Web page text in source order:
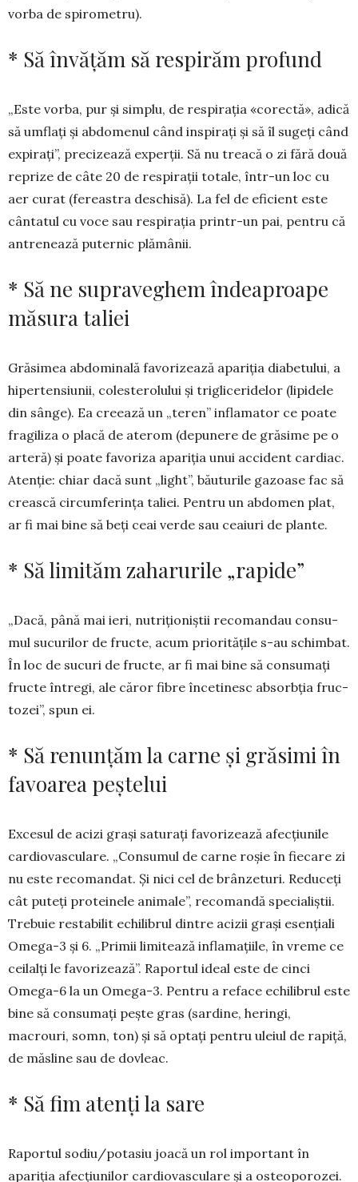
vorba de spiro­metru).
* Să învățăm să respirăm profund
„Este vorba, pur și simplu, de res­pirația «co­rectă», adică
să um­flați și abdomenul când ins­pirați și să îl sugeți când
expirați”, precizea­ză experții. Să nu treacă o zi fără două
reprize de câte 20 de respirații totale, într-un loc cu
aer curat (fe­reastra deschisă). La fel de eficient este
cântatul cu voce sau respirația printr-un pai, pentru că
antre­nează puternic plămâ­nii.
* Să ne supraveghem îndeaproape
măsura taliei
Grăsimea abdominală favori­zea­ză apariția dia­betului, a
hiper­ten­siu­nii, coleste­ro­lului și tri­glice­ri­de­lor (lipidele
din sânge). Ea cre­ează un „teren” inflama­tor ce poate
fra­gi­liza o placă de ate­rom (depu­nere de grăsime pe o
arte­ră) și poate fa­voriza apariția unui acci­dent car­di­ac.
A­tenție: chiar dacă sunt „light”, bău­­turile gazoase fac să
crească circum­ferința taliei. Pentru un abdomen plat,
ar fi mai bine să beți ceai verde sau ceaiuri de plante.
* Să limităm zaharurile „rapide”
„Dacă, până mai ieri, nutrițio­niștii re­comandau consu­
mul sucu­rilor de fruc­te, acum priori­tățile s-au schim­bat.
În loc de sucuri de fruc­te, ar fi mai bine să con­su­mați
fruc­te în­tregi, ale căror fi­bre încetinesc ab­sorb­­ția fruc­
tozei”, spun ei.
* Să renunțăm la carne și grăsimi în
favoarea peștelui
Excesul de acizi grași saturați favorizează afec­țiunile
cardiovas­cu­lare. „Consumul de carne roșie în fiecare zi
nu este recomandat. Și nici cel de brân­zeturi. Reduceți
cât puteți proteinele ani­male”, recomandă spe­cialiștii.
Trebuie resta­bilit echi­librul dintre acizii grași esențiali
Ome­ga-3 și 6. „Pri­mii limitează in­flamațiile, în vre­me ce
ceilalți le fa­vorizează”. Raportul ideal es­te de cinci
Omega-6 la un Omega-3. Pen­tru a re­face echilibrul este
bine să consumați pește gras (sar­dine, he­ringi,
macrouri, somn, ton) și să op­tați pentru uleiul de rapiță,
de măs­line sau de dovleac.
* Să fim atenți la sare
Raportul sodiu/potasiu joacă un rol important în
apariția afecțiunilor cardiovasculare și a osteo­porozei.